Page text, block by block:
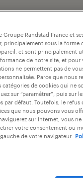
mig/mag (f/h)
vendée
€ par heure
Groupe Randstad France et
principalement sous la
et sont principalement
de notre site, et
ne permettent pas de
Parce que nous
de cookies qui ne
sur “paramétrer”, puis sur
par défaut. Toutefois, le
que nous pouvons vous
sur Internet, vous
votre consentement ou
de votre navigateur.